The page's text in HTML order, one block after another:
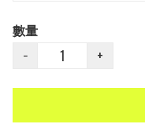
數量
−
+